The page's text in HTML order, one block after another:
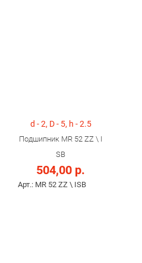
d - 2, D - 5, h - 2.5
Подшипник MR 52 ZZ \ I
SB
504,00 р.
Арт.: MR 52 ZZ \ ISB